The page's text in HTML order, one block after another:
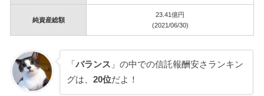
純資産総額
23.41億円
(2021/06/30)
「バランス 」の中での信託報酬安さランキン
グは、20位だよ！